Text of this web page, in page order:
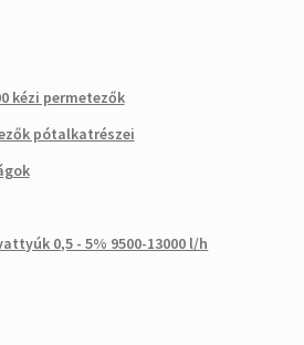
kézi permetezők
pótalkatrészei
0,5 - 5% 9500-13000 l/h